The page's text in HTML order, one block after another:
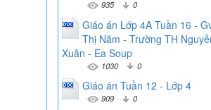
935 0
Giáo án Lớp 4A Tuần 16 -
Thị Năm - Trường TH
Xuân - Ea Soup
1030 0
Giáo án Tuần 12 - Lớp 4
909 0